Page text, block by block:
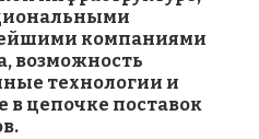
компаниями
возможность
технологии и
в цепочке поставок